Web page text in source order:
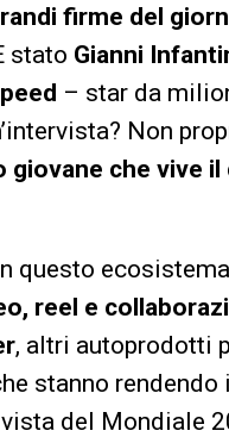
firme del
stato Gianni
– star da
Non
giovane che vive
questo
reel e
, altri autoprodotti
stanno rendendo
del Mondiale